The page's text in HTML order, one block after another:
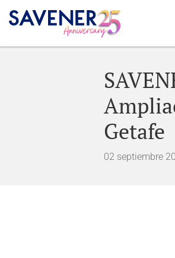
Getafe
02 septiembre